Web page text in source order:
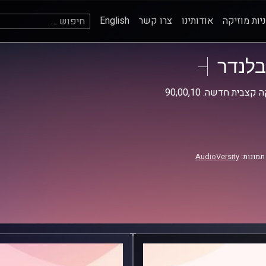
מוזיקה אודותינו צרו קשר English חיפוש:
בלנדר
חדשה. 90,00,10
AudioVersity